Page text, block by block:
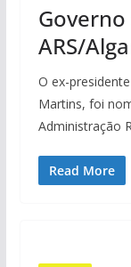
Governo
ARS/
O ex-
Martins, foi
Administração
Read More